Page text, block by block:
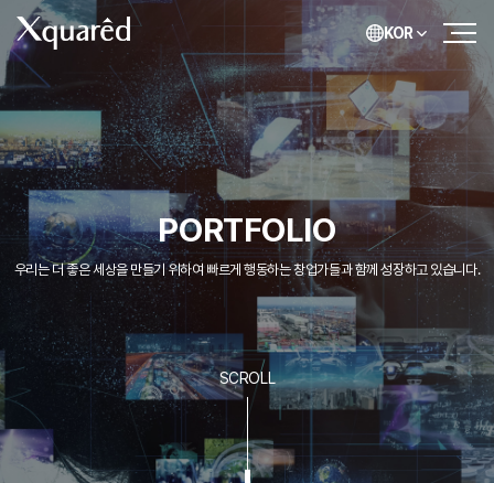
KOR
PORTFOLIO
우리는 더 좋은 세상을 만들기 위하여 빠르게 행동하는 창업가들과 함께 성장하고 있습니다.
SCROLL